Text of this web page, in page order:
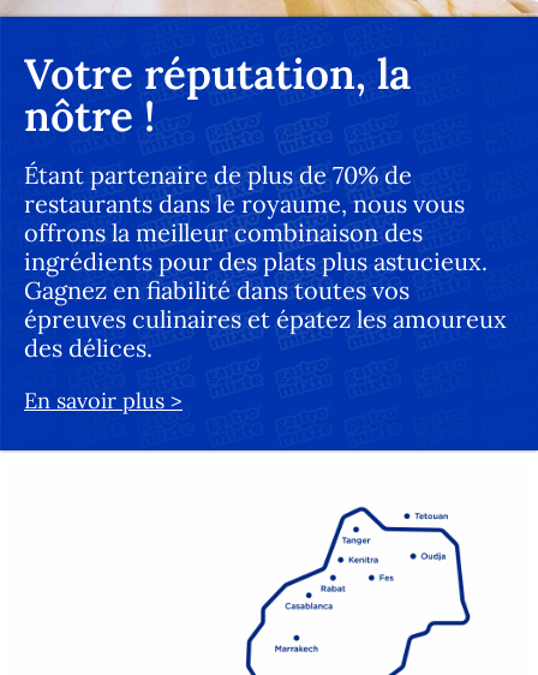
Votre réputation, la
nôtre !
Étant partenaire de plus de 70% de
restaurants dans le royaume, nous vous
offrons la meilleur combinaison des
ingrédients pour des plats plus astucieux.
Gagnez en fiabilité dans toutes vos
épreuves culinaires et épatez les amoureux
des délices.
En savoir plus >